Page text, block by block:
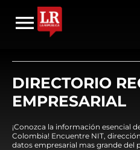
DIRECTORIO
EMPRESARIAL
¡Conozca la información esencial
Colombia! Encuentre NIT,
datos empresarial mas grande del